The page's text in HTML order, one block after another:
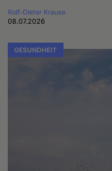
Rolf-Dieter Krause
08.07.2026
GESUNDHEIT